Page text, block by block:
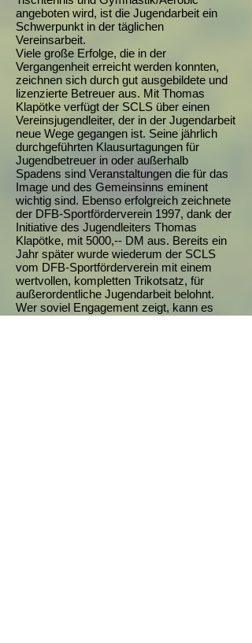
angeboten wird, ist die Jugendarbeit ein
Schwerpunkt in der täglichen
Vereinsarbeit.
Viele große Erfolge, die in der
Vergangenheit erreicht werden konnten,
zeichnen sich durch gut ausgebildete und
lizenzierte Betreuer aus. Mit Thomas
Klapötke verfügt der SCLS über einen
Vereinsjugendleiter, der in der Jugendarbeit
neue Wege gegangen ist. Seine jährlich
durchgeführten Klausurtagungen für
Jugendbetreuer in oder außerhalb
Spadens sind Veranstaltungen die für das
Image und des Gemeinsinns eminent
wichtig sind. Ebenso erfolgreich zeichnete
der DFB-Sportförderverein 1997, dank der
Initiative des Jugendleiters Thomas
Klapötke, mit 5000,-- DM aus. Bereits ein
Jahr später wurde wiederum der SCLS
vom DFB-Sportförderverein mit einem
wertvollen, kompletten Trikotsatz, für
außerordentliche Jugendarbeit belohnt.
Wer soviel Engagement zeigt, kann es